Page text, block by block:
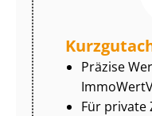
Präzise
Für private